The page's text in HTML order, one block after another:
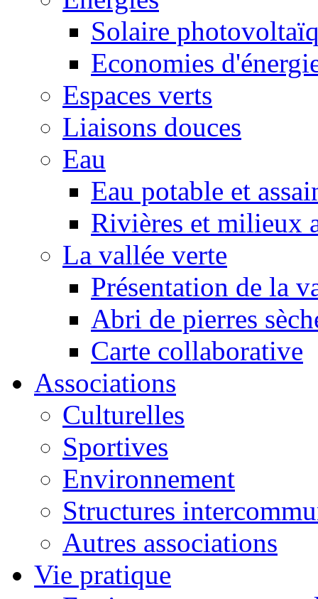
Solaire
Economies
Espaces verts
Liaisons douces
Eau
Eau potable et
Rivières et milieux
La vallée verte
Présentation de la
Abri de pierres
Carte collaborative
Associations
Culturelles
Sportives
Environnement
Structures
Autres associations
Vie pratique